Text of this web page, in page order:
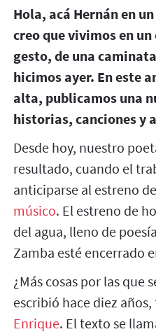
Hola, acá Hernán en
creo que vivimos en
gesto, de una
hicimos ayer. En este
alta, publicamos una
historias, canciones y
Desde hoy, nuestro
resultado, cuando el
anticiparse al estreno
músico. El estreno de
del agua, lleno de
Zamba esté encerrado
¿Más cosas por las que
escribió hace diez
Enrique. El texto se